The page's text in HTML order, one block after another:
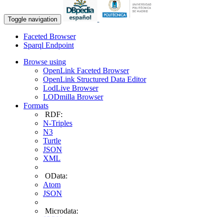
Toggle navigation
Faceted Browser
Sparql Endpoint
Browse using
OpenLink Faceted Browser
OpenLink Structured Data Editor
LodLive Browser
LODmilla Browser
Formats
RDF:
N-Triples
N3
Turtle
JSON
XML
OData:
Atom
JSON
Microdata: